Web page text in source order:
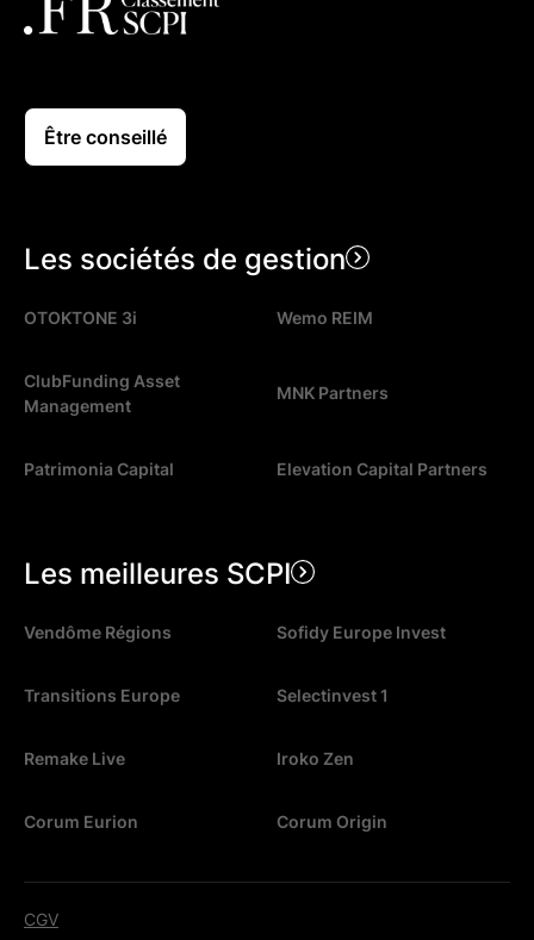
Être conseillé
Les sociétés de gestion
OTOKTONE 3i Wemo REIM
ClubFunding Asset
Management
MNK Partners
Patrimonia Capital Elevation Capital Partners
Les meilleures SCPI
Vendôme Régions Sofidy Europe Invest
Transitions Europe Selectinvest 1
Remake Live Iroko Zen
Corum Eurion Corum Origin
CGV